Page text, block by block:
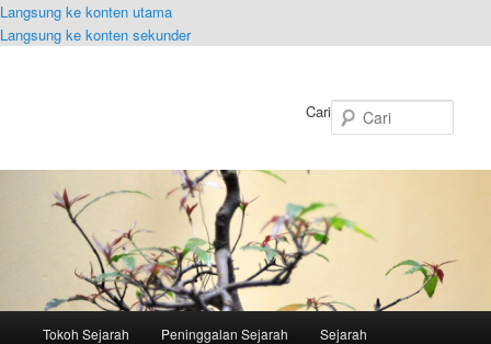
Langsung ke konten utama
Langsung ke konten sekunder
Cari
Tokoh Sejarah Peninggalan Sejarah Sejarah